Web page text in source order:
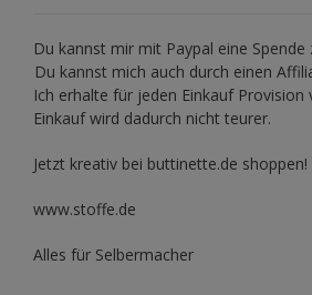
Du kannst mir mit Paypal eine
Du kannst mich auch durch einen
Ich erhalte für jeden Einkauf Provision
Einkauf wird dadurch nicht teurer.
Jetzt kreativ bei buttinette.de shoppen!
www.stoffe.de
Alles für Selbermacher